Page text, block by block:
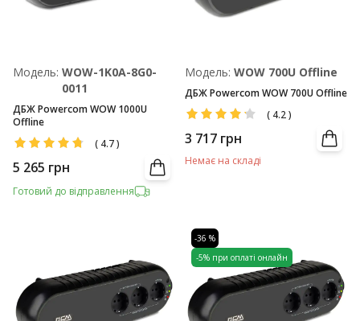
Модель: WOW-1K0A-8G0-
0011
ДБЖ Powercom WOW 1000U
Offline
( 4.7)
5 265 грн
Готовий до відправлення
Модель: WOW 700U Offline
ДБЖ Powercom WOW 700U Offline
( 4.2)
3 717 грн
Немає на складі
-36 %
-5% при оплаті онлайн